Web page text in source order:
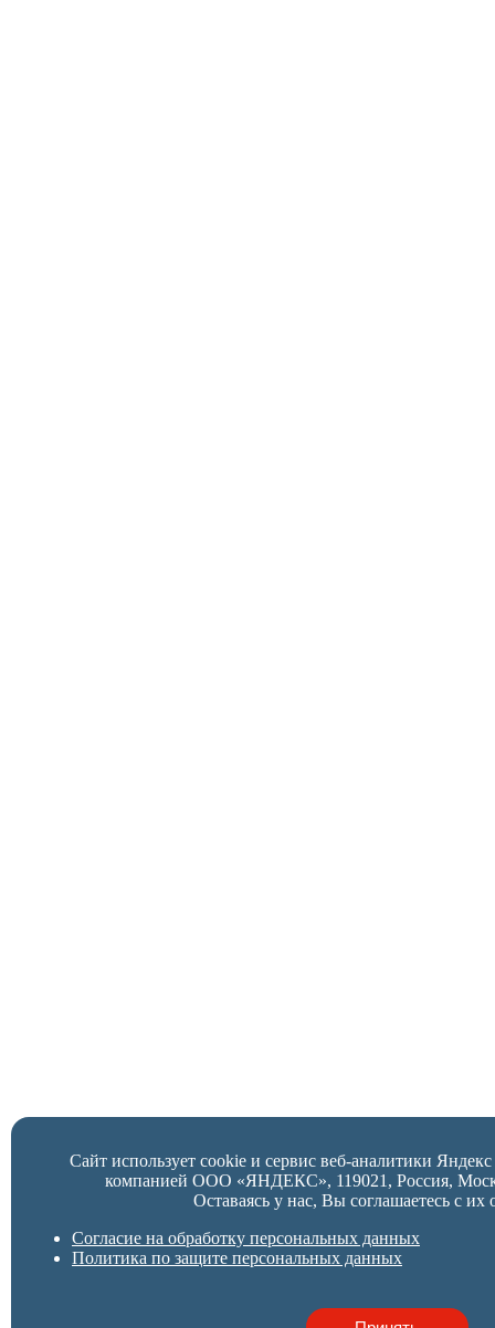
Сайт использует cookie и сервис веб-аналитики
компанией ООО «ЯНДЕКС», 119021, Россия,
Оставаясь у нас, Вы соглашаетесь с их
Согласие на обработку персональных данных
Политика по защите персональных данных